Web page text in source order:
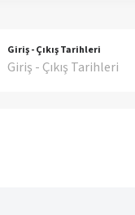
Giriş - Çıkış Tarihleri
Giriş - Çıkış Tarihleri